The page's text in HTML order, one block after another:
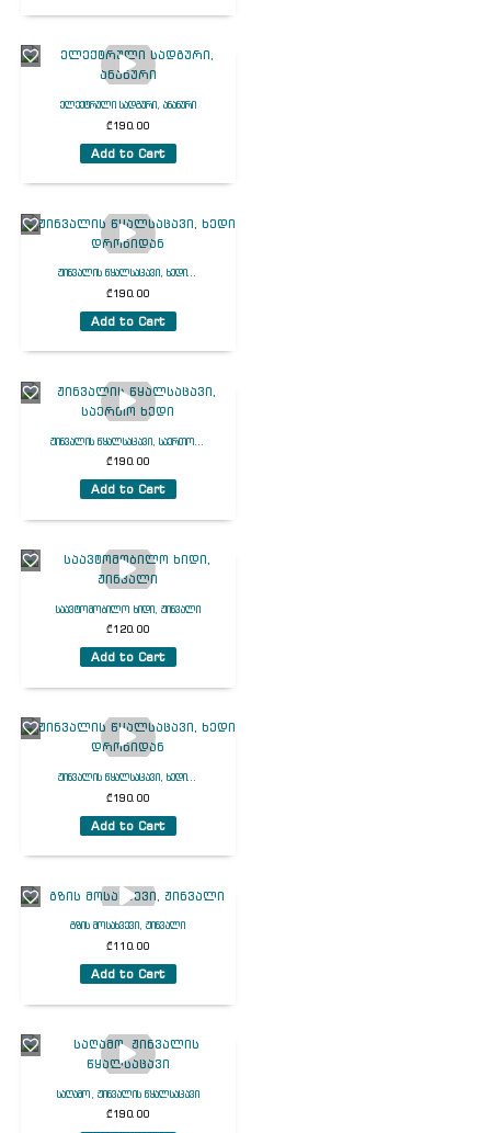
ელექტრული სადგური, ანანური
₾190.00
Add to Cart
ჟინვალის წყალსაცავი, ხედი...
₾190.00
Add to Cart
ჟინვალის წყალსაცავი, საერთო...
₾190.00
Add to Cart
საავტომობილო ხიდი, ჟინვალი
₾120.00
Add to Cart
ჟინვალის წყალსაცავი, ხედი...
₾190.00
Add to Cart
გზის მოსახვევი, ჟინვალი
₾110.00
Add to Cart
საღამო, ჟინვალის წყალსაცავი
₾190.00